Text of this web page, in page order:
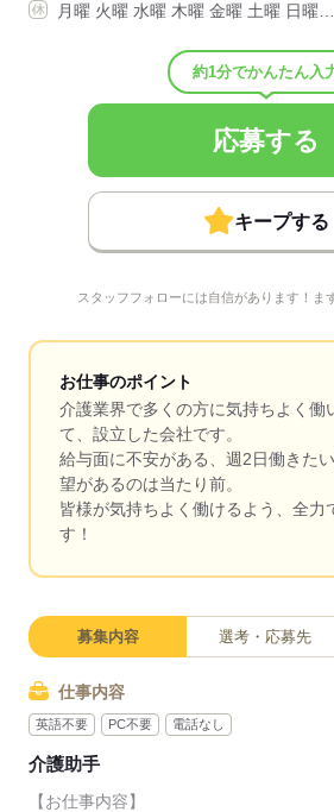
月曜 火曜 水曜 木曜 金曜 土曜 日曜…
約1分でかんたん入
応募する
キープする
スタッフフォローには自信があります！ま
お仕事のポイント
介護業界で多くの方に気持ちよく働
て、設立した会社です。
給与面に不安がある、週2日働きた
望があるのは当たり前。
皆様が気持ちよく働けるよう、全力
す！
募集内容 選考・応募先
仕事内容
英語不要 PC不要 電話なし
介護助手
【お仕事内容】